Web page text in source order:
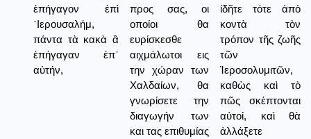
ἐπήγαγον ἐπὶ
῾Ιερουσαλήμ,
πάντα τὰ κακὰ ἃ
ἐπήγαγαν ἐπ᾿
αὐτήν,
προς σας, οι
οποίοι θα
ευρίσκεσθε
αιχμάλωτοι εις
την χώραν των
Χαλδαίων, θα
γνωρίσετε την
διαγωγήν των
και τας επιθυμίας
ἰδῆτε τότε ἀπὸ
κοντὰ τὸν
τρόπον τῆς ζωῆς
τῶν
Ἱεροσολυμιτῶν,
καθὼς καὶ τὸ
πῶς σκέπτονται
αὐτοί, καὶ θὰ
ἀλλάξετε